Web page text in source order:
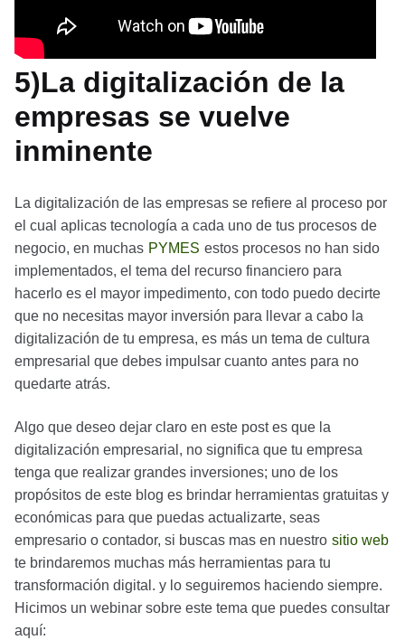
5)La digitalización de la
empresas se vuelve
inminente
La digitalización de las empresas se refiere al proceso por
el cual aplicas tecnología a cada uno de tus procesos de
negocio, en muchas PYMES estos procesos no han sido
implementados, el tema del recurso financiero para
hacerlo es el mayor impedimento, con todo puedo decirte
que no necesitas mayor inversión para llevar a cabo la
digitalización de tu empresa, es más un tema de cultura
empresarial que debes impulsar cuanto antes para no
quedarte atrás.
Algo que deseo dejar claro en este post es que la
digitalización empresarial, no significa que tu empresa
tenga que realizar grandes inversiones; uno de los
propósitos de este blog es brindar herramientas gratuitas y
económicas para que puedas actualizarte, seas
empresario o contador, si buscas mas en nuestro sitio web
te brindaremos muchas más herramientas para tu
transformación digital. y lo seguiremos haciendo siempre.
Hicimos un webinar sobre este tema que puedes consultar
aquí: